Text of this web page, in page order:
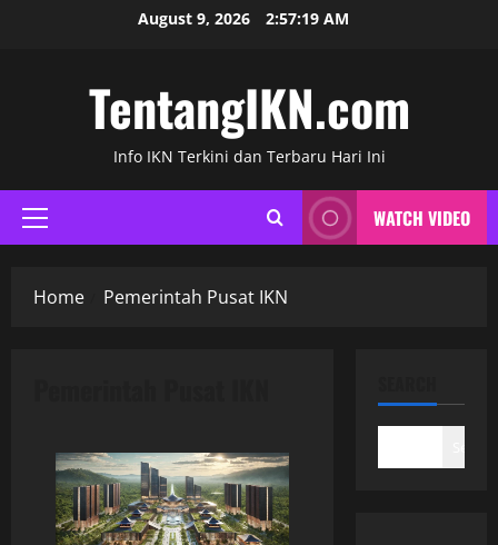
August 9, 2026 2:57:20 AM
TentangIKN.com
Info IKN Terkini dan Terbaru Hari Ini
Primary
Menu
WATCH VIDEO
Home Pemerintah Pusat IKN